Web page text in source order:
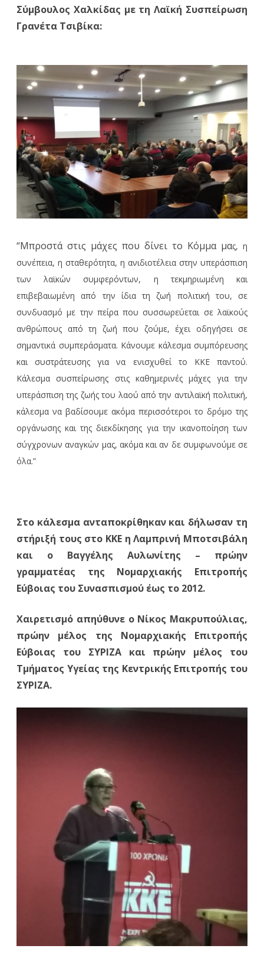
Σύμβουλος Χαλκίδας με τη Λαϊκή Συσπείρωση
Γρανέτα Τσιβίκα:
“Μπροστά στις μάχες που δίνει το Κόμμα μας, η
συνέπεια, η σταθερότητα, η ανιδιοτέλεια στην υπεράσπιση
των λαϊκών συμφερόντων, η τεκμηριωμένη και
επιβεβαιωμένη από την ίδια τη ζωή πολιτική του, σε
συνδυασμό με την πείρα που συσσωρεύεται σε λαϊκούς
ανθρώπους από τη ζωή που ζούμε, έχει οδηγήσει σε
σημαντικά συμπεράσματα. Κάνουμε κάλεσμα συμπόρευσης
και συστράτευσης για να ενισχυθεί το ΚΚΕ παντού.
Κάλεσμα συσπείρωσης στις καθημερινές μάχες για την
υπεράσπιση της ζωής του λαού από την αντιλαϊκή πολιτική,
κάλεσμα να βαδίσουμε ακόμα περισσότεροι το δρόμο της
οργάνωσης και της διεκδίκησης για την ικανοποίηση των
σύγχρονων αναγκών μας, ακόμα και αν δε συμφωνούμε σε
όλα.”
Στο κάλεσμα ανταποκρίθηκαν και δήλωσαν τη
στήριξή τους στο ΚΚΕ η Λαμπρινή Μποτσιβάλη
και ο Βαγγέλης Αυλωνίτης – πρώην
γραμματέας της Νομαρχιακής Επιτροπής
Εύβοιας του Συνασπισμού έως το 2012.
Χαιρετισμό απηύθυνε ο Νίκος Μακρυπούλιας,
πρώην μέλος της Νομαρχιακής Επιτροπής
Εύβοιας του ΣΥΡΙΖΑ και πρώην μέλος του
Τμήματος Υγείας της Κεντρικής Επιτροπής του
ΣΥΡΙΖΑ.